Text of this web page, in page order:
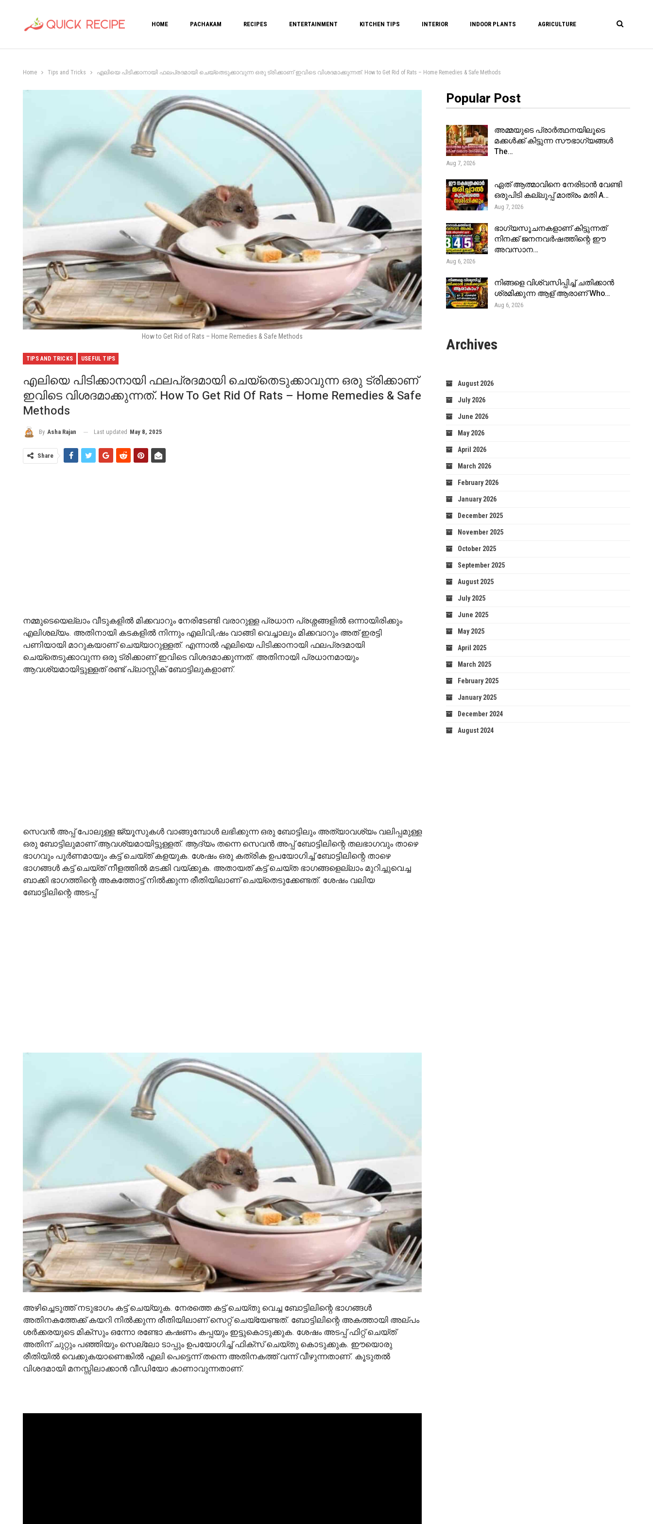
HOME PACHAKAM RECIPES ENTERTAINMENT KITCHEN TIPS INTERIOR INDOOR PLANTS AGRICULTURE
Home Tips and Tricks എലിയെ പിടിക്കാനായി ഫലപ്രദമായി ചെയ്തെടുക്കാവുന്ന ഒരു ട്രിക്കാണ് ഇവിടെ വിശദമാക്കുന്നത്. How to Get Rid of Rats – Home Remedies & Safe Methods
How to Get Rid of Rats – Home Remedies & Safe Methods
TIPS AND TRICKS USEFUL TIPS
എലിയെ പിടിക്കാനായി ഫലപ്രദമായി ചെയ്തെടുക്കാവുന്ന ഒരു ട്രിക്കാണ്
ഇവിടെ വിശദമാക്കുന്നത്. How To Get Rid Of Rats – Home Remedies & Safe
Methods
By Asha Rajan Last updated May 8, 2025
Share
നമ്മുടെയെല്ലാം വീടുകളിൽ മിക്കവാറും നേരിടേണ്ടി വരാറുള്ള പ്രധാന പ്രശ്നങ്ങളിൽ ഒന്നായിരിക്കും
എലിശല്യം. അതിനായി കടകളിൽ നിന്നും എലിവി,ഷം വാങ്ങി വെച്ചാലും മിക്കവാറും അത് ഇരട്ടി
പണിയായി മാറുകയാണ് ചെയ്യാറുള്ളത്. എന്നാൽ എലിയെ പിടിക്കാനായി ഫലപ്രദമായി
ചെയ്തെടുക്കാവുന്ന ഒരു ട്രിക്കാണ് ഇവിടെ വിശദമാക്കുന്നത്. അതിനായി പ്രധാനമായും
ആവശ്യമായിട്ടുള്ളത് രണ്ട് പ്ലാസ്റ്റിക് ബോട്ടിലുകളാണ്.
സെവൻ അപ്പ് പോലുള്ള ജ്യൂസുകൾ വാങ്ങുമ്പോൾ ലഭിക്കുന്ന ഒരു ബോട്ടിലും അത്യാവശ്യം വലിപ്പമുള്ള
ഒരു ബോട്ടിലുമാണ് ആവശ്യമായിട്ടുള്ളത്. ആദ്യം തന്നെ സെവൻ അപ്പ് ബോട്ടിലിന്റെ തലഭാഗവും താഴെ
ഭാഗവും പൂർണമായും കട്ട് ചെയ്ത് കളയുക. ശേഷം ഒരു കത്രിക ഉപയോഗിച്ച് ബോട്ടിലിന്റെ താഴെ
ഭാഗങ്ങൾ കട്ട് ചെയ്ത് നീളത്തിൽ മടക്കി വയ്ക്കുക. അതായത് കട്ട് ചെയ്ത ഭാഗങ്ങളെല്ലാം മുറിച്ചുവെച്ച
ബാക്കി ഭാഗത്തിന്റെ അകത്തോട്ട് നിൽക്കുന്ന രീതിയിലാണ് ചെയ്തെടുക്കേണ്ടത്. ശേഷം വലിയ
ബോട്ടിലിന്റെ അടപ്പ്
അഴിച്ചെടുത്ത് നടുഭാഗം കട്ട് ചെയ്യുക. നേരത്തെ കട്ട് ചെയ്തു വെച്ച ബോട്ടിലിന്റെ ഭാഗങ്ങൾ
അതിനകത്തേക്ക് കയറി നിൽക്കുന്ന രീതിയിലാണ് സെറ്റ് ചെയ്യേണ്ടത്. ബോട്ടിലിന്റെ അകത്തായി അല്പം
ശർക്കരയുടെ മിക്സും ഒന്നോ രണ്ടോ കഷണം കപ്പയും ഇട്ടുകൊടുക്കുക. ശേഷം അടപ്പ് ഫിറ്റ് ചെയ്ത്
അതിന് ചുറ്റും പഞ്ഞിയും സെല്ലോ ടാപ്പും ഉപയോഗിച്ച് ഫിക്സ് ചെയ്തു കൊടുക്കുക. ഈയൊരു
രീതിയിൽ വെക്കുകയാണെങ്കിൽ എലി പെട്ടെന്ന് തന്നെ അതിനകത്ത് വന്ന് വീഴുന്നതാണ്. കൂടുതൽ
വിശദമായി മനസ്സിലാക്കാൻ വീഡിയോ കാണാവുന്നതാണ്.
Popular Post
അമ്മയുടെ പ്രാർത്ഥനയിലൂടെ
മക്കൾക്ക് കിട്ടുന്ന സൗഭാഗ്യങ്ങൾ
The…
Aug 7, 2026
ഏത് ആത്മാവിനെ നേരിടാൻ വേണ്ടി
ഒരുപിടി കല്ലുപ്പ് മാത്രം മതി A…
Aug 7, 2026
ഭാഗ്യസൂചനകളാണ് കിട്ടുന്നത്
നിനക്ക് ജനനവർഷത്തിന്റെ ഈ
അവസാന…
Aug 6, 2026
നിങ്ങളെ വിശ്വസിപ്പിച്ച് ചതിക്കാൻ
ശ്രമിക്കുന്ന ആള് ആരാണ് Who…
Aug 6, 2026
Archives
August 2026
July 2026
June 2026
May 2026
April 2026
March 2026
February 2026
January 2026
December 2025
November 2025
October 2025
September 2025
August 2025
July 2025
June 2025
May 2025
April 2025
March 2025
February 2025
January 2025
December 2024
August 2024